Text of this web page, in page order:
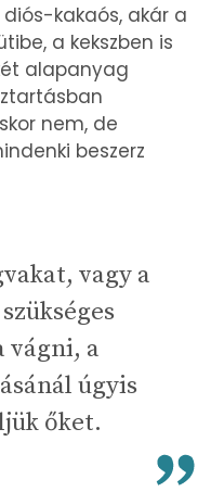
kakaós, akár a
a kekszben is
alapanyag
nem, de
beszerz
vagy a
vágni, a
úgyis
őket.